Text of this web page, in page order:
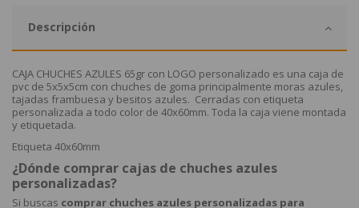
Descripción
CAJA CHUCHES AZULES 65gr con LOGO personalizado es una caja de
pvc de 5x5x5cm con chuches de goma principalmente moras azules,
tajadas frambuesa y besitos azules. Cerradas con etiqueta
personalizada a todo color de 40x60mm. Toda la caja viene montada
y etiquetada.
Etiqueta 40x60mm
¿Dónde comprar cajas de chuches azules
personalizadas?
Si buscas comprar chuches azules personalizadas para